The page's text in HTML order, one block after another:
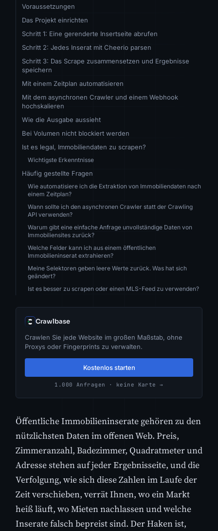
Voraussetzungen
Das Projekt einrichten
Schritt 1: Eine gerenderte Insertseite abrufen
Schritt 2: Jedes Inserat mit Cheerio parsen
Schritt 3: Das Scrape zusammensetzen und Ergebnisse
speichern
Mit einem Zeitplan automatisieren
Mit dem asynchronen Crawler und einem Webhook
hochskalieren
Wie die Ausgabe aussieht
Bei Volumen nicht blockiert werden
Ist es legal, Immobiliendaten zu scrapen?
Wichtigste Erkenntnisse
Häufig gestellte Fragen
Wie automatisiere ich die Extraktion von Immobiliendaten nach
einem Zeitplan?
Wann sollte ich den asynchronen Crawler statt der Crawling
API verwenden?
Warum gibt eine einfache Anfrage unvollständige Daten von
Immobiliensites zurück?
Welche Felder kann ich aus einem öffentlichen
Immobilieninserat extrahieren?
Meine Selektoren geben leere Werte zurück. Was hat sich
geändert?
Ist es besser zu scrapen oder einen MLS-Feed zu verwenden?
Crawlbase
Crawlen Sie jede Website im großen Maßstab, ohne
Proxys oder Fingerprints zu verwalten.
Kostenlos starten
1.000 Anfragen · keine Karte →
Öffentliche Immobilieninserate gehören zu den
nützlichsten Daten im offenen Web. Preis,
Zimmeranzahl, Badezimmer, Quadratmeter und
Adresse stehen auf jeder Ergebnisseite, und die
Verfolgung, wie sich diese Zahlen im Laufe der
Zeit verschieben, verrät Ihnen, wo ein Markt
heiß läuft, wo Mieten nachlassen und welche
Inserate falsch bepreist sind. Der Haken ist,